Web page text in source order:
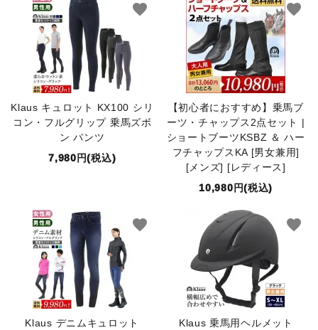
Klaus キュロット KX100 シリ
コン・フルグリップ 乗馬ズボ
ン パンツ
7,980円(税込)
favorite
【初心者におすすめ】乗馬ブ
ーツ・チャップス2点セット |
ショートブーツKSBZ ＆ ハー
フチャップスKA [男女兼用]
[メンズ] [レディース]
10,980円(税込)
favorite
Klaus デニムキュロット
favorite
Klaus 乗馬用ヘルメット
favorite